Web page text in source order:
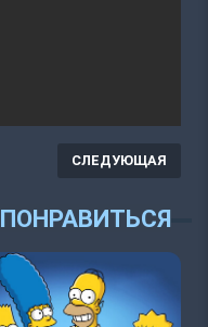
СЛЕДУЮЩАЯ
ПОНРАВИТЬСЯ